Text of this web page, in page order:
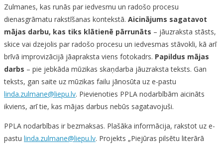
Zulmanes, kas runās par iedvesmu un radošo procesu
dienasgrāmatu rakstīšanas kontekstā. Aicinājums sagatavot
mājas darbu, kas tiks klātienē pārrunāts – jāuzraksta stāsts,
skice vai dzejolis par radošo procesu un iedvesmas stāvokli, kā arī
brīvā improvizācijā jāapraksta viens fotokadrs. Papildus mājas
darbs – pie jebkāda mūzikas skaņdarba jāuzraksta teksts. Gan
teksts, gan saite uz mūzikas failu jānosūta uz e-pastu
linda.zulmane@liepu.lv. Pievienoties PPLA nodarbībām aicināts
ikviens, arī tie, kas mājas darbus nebūs sagatavojuši.
PPLA nodarbības ir bezmaksas. Plašāka informācija, rakstot uz e-
pastu linda.zulmane@liepu.lv. Projekts „Piejūras pilsētu literārā